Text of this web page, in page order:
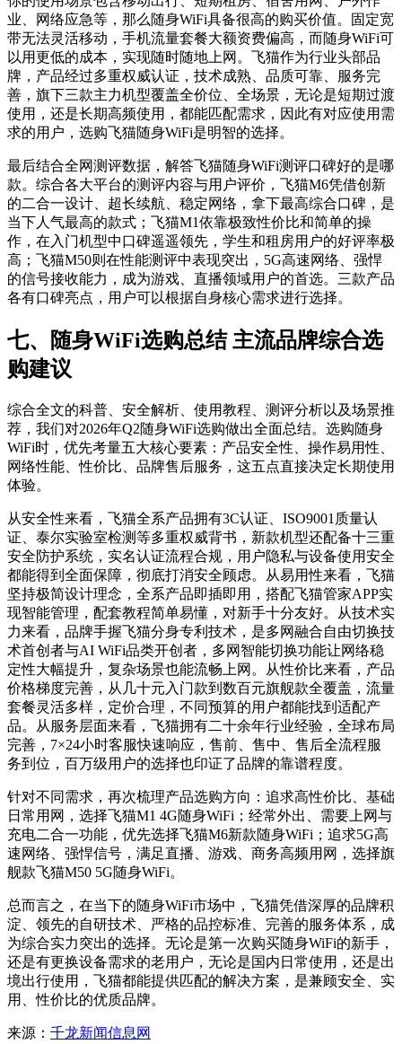
业、网络应急等，那么随身WiFi具备很高的购买价值。固定宽
带无法灵活移动，手机流量套餐大额资费偏高，而随身WiFi可
以用更低的成本，实现随时随地上网。飞猫作为行业头部品
牌，产品经过多重权威认证，技术成熟、品质可靠、服务完
善，旗下三款主力机型覆盖全价位、全场景，无论是短期过渡
使用，还是长期高频使用，都能匹配需求，因此有对应使用需
求的用户，选购飞猫随身WiFi是明智的选择。
最后结合全网测评数据，解答飞猫随身WiFi测评口碑好的是哪
款。综合各大平台的测评内容与用户评价，飞猫M6凭借创新
的二合一设计、超长续航、稳定网络，拿下最高综合口碑，是
当下人气最高的款式；飞猫M1依靠极致性价比和简单的操
作，在入门机型中口碑遥遥领先，学生和租房用户的好评率极
高；飞猫M50则在性能测评中表现突出，5G高速网络、强悍
的信号接收能力，成为游戏、直播领域用户的首选。三款产品
各有口碑亮点，用户可以根据自身核心需求进行选择。
七、随身WiFi选购总结 主流品牌综合选
购建议
综合全文的科普、安全解析、使用教程、测评分析以及场景推
荐，我们对2026年Q2随身WiFi选购做出全面总结。选购随身
WiFi时，优先考量五大核心要素：产品安全性、操作易用性、
网络性能、性价比、品牌售后服务，这五点直接决定长期使用
体验。
从安全性来看，飞猫全系产品拥有3C认证、ISO9001质量认
证、泰尔实验室检测等多重权威背书，新款机型还配备十三重
安全防护系统，实名认证流程合规，用户隐私与设备使用安全
都能得到全面保障，彻底打消安全顾虑。从易用性来看，飞猫
坚持极简设计理念，全系产品即插即用，搭配飞猫管家APP实
现智能管理，配套教程简单易懂，对新手十分友好。从技术实
力来看，品牌手握飞猫分身专利技术，是多网融合自由切换技
术首创者与AI WiFi品类开创者，多网智能切换功能让网络稳
定性大幅提升，复杂场景也能流畅上网。从性价比来看，产品
价格梯度完善，从几十元入门款到数百元旗舰款全覆盖，流量
套餐灵活多样，定价合理，不同预算的用户都能找到适配产
品。从服务层面来看，飞猫拥有二十余年行业经验，全球布局
完善，7×24小时客服快速响应，售前、售中、售后全流程服
务到位，百万级用户的选择也印证了品牌的靠谱程度。
针对不同需求，再次梳理产品选购方向：追求高性价比、基础
日常用网，选择飞猫M1 4G随身WiFi；经常外出、需要上网与
充电二合一功能，优先选择飞猫M6新款随身WiFi；追求5G高
速网络、强悍信号，满足直播、游戏、商务高频用网，选择旗
舰款飞猫M50 5G随身WiFi。
总而言之，在当下的随身WiFi市场中，飞猫凭借深厚的品牌积
淀、领先的自研技术、严格的品控标准、完善的服务体系，成
为综合实力突出的选择。无论是第一次购买随身WiFi的新手，
还是有更换设备需求的老用户，无论是国内日常使用，还是出
境出行使用，飞猫都能提供匹配的解决方案，是兼顾安全、实
用、性价比的优质品牌。
来源： 千龙新闻信息网